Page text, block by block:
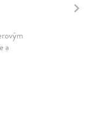
Pomôžte
mamičku na...